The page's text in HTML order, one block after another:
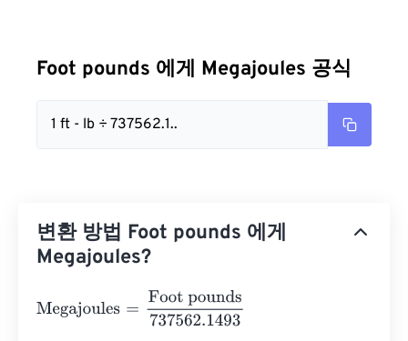
Foot pounds 에게 Megajoules 공식
1 ft - lb ÷ 737562.1..
변환 방법 Foot pounds 에게
Megajoules?
Megajoules Foot pounds737562.1493